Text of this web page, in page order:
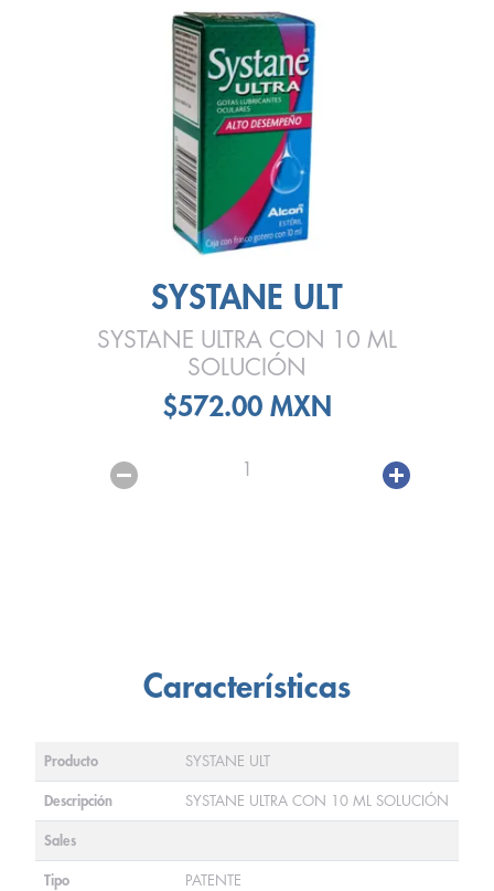
SYSTANE ULT
SYSTANE ULTRA CON 10 ML
SOLUCIÓN
$572.00 MXN
1
Características
Producto SYSTANE ULT
Descripción SYSTANE ULTRA CON 10 ML SOLUCIÓN
Sales
Tipo PATENTE